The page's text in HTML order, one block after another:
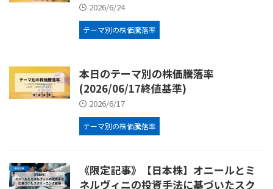
2026/6/24
テーマ別の株価騰落率
本日のテーマ別の株価騰落率
(2026/06/17終値基準)
2026/6/17
テーマ別の株価騰落率
《限定記事》【日本株】オニールとミ
ネルヴィニの投資手法に基づいたスク